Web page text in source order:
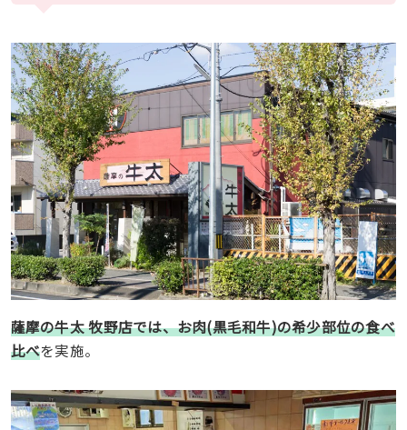
薩摩の牛太 牧野店では、お肉(黒毛和牛)の希少部位の食べ
比べを実施。